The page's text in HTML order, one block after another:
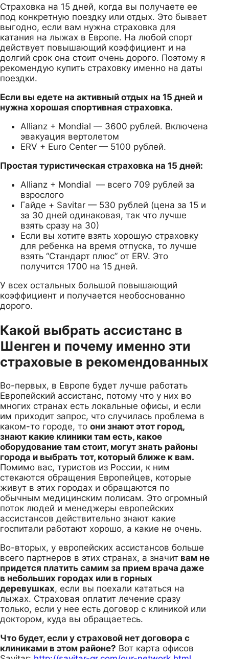
Страховка на 15 дней, когда вы получаете ее
под конкретную поездку или отдых. Это бывает
выгодно, если вам нужна страховка для
катания на лыжах в Европе. На любой спорт
действует повышающий коэффициент и на
долгий срок она стоит очень дорого. Поэтому я
рекомендую купить страховку именно на даты
поездки.
Если вы едете на активный отдых на 15 дней и
нужна хорошая спортивная страховка.
Allianz + Mondial — 3600 рублей. Включена
эвакуация вертолетом
ERV + Euro Center — 5100 рублей.
Простая туристическая страховка на 15 дней:
Allianz + Mondial — всего 709 рублей за
взрослого
Гайде + Savitar — 530 рублей (цена за 15 и
за 30 дней одинаковая, так что лучше
взять сразу на 30)
Если вы хотите взять хорошую страховку
для ребенка на время отпуска, то лучше
взять “Стандарт плюс” от ERV. Это
получится 1700 на 15 дней.
У всех остальных большой повышающий
коэффициент и получается необоснованно
дорого.
Какой выбрать ассистанс в
Шенген и почему именно эти
страховые в рекомендованных
Во-первых, в Европе будет лучше работать
Европейский ассистанс, потому что у них во
многих странах есть локальные офисы, и если
им приходит запрос, что случилась проблема в
каком-то городе, то они знают этот город,
знают какие клиники там есть, какое
оборудование там стоит, могут знать районы
города и выбрать тот, который ближе к вам.
Помимо вас, туристов из России, к ним
стекаются обращения Европейцев, которые
живут в этих городах и обращаются по
обычным медицинским полисам. Это огромный
поток людей и менеджеры европейских
ассистансов действительно знают какие
госпитали работают хорошо, а какие не очень.
Во-вторых, у европейских ассистансов больше
всего партнеров в этих странах, а значит вам не
придется платить самим за прием врача даже
в небольших городах или в горных
деревушках, если вы поехали кататься на
лыжах. Страховая оплатит лечение сразу
только, если у нее есть договор с клиникой или
доктором, куда вы обращаетесь.
Что будет, если у страховой нет договора с
клиниками в этом районе? Вот карта офисов